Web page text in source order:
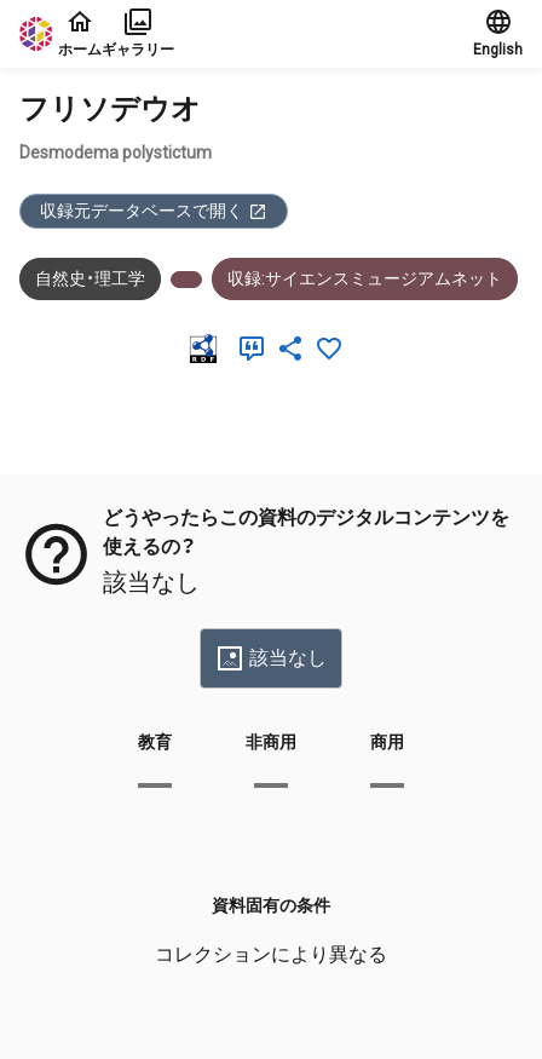
本文に飛ぶ
ホームギャラリー English
フリソデウオ
Desmodema polystictum
収録元データベースで開く
自然史・理工学 収録:サイエンスミュージアムネット
どうやったらこの資料のデジタルコンテンツを
使えるの？
該当なし
該当なし
教育 非商用 商用
資料固有の条件
コレクションにより異なる